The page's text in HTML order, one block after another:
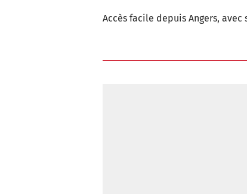
Accès facile depuis Angers,